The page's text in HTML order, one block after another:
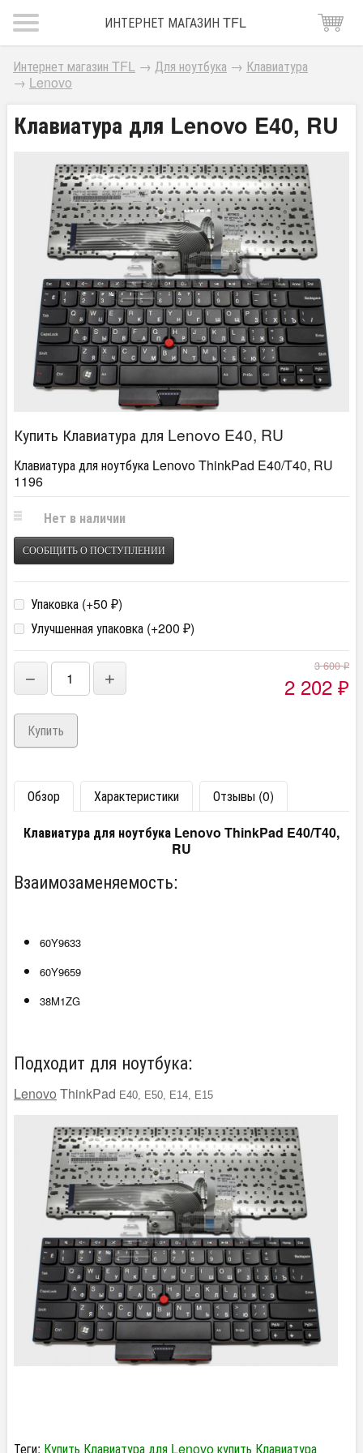
ИНТЕРНЕТ МАГАЗИН TFL
Интернет магазин TFL → Для ноутбука → Клавиатура
→ Lenovo
Клавиатура для Lenovo E40, RU
Купить Клавиатура для Lenovo E40, RU
Клавиатура для ноутбука Lenovo ThinkPad E40/T40, RU
1196
Нет в наличии
СООБЩИТЬ О ПОСТУПЛЕНИИ
Упаковка (+50 ₽)
Улучшенная упаковка (+200 ₽)
− +
3 600₽
2 202 ₽
Обзор Характеристики
Отзывы (0)
Клавиатура для ноутбука Lenovo ThinkPad E40/T40,
RU
Взаимозаменяемость:
60Y9633
60Y9659
38M1ZG
Подходит для ноутбука:
Lenovo ThinkPad E40, E50, E14, E15
Теги: Купить Клавиатура для Lenovo купить Клавиатура